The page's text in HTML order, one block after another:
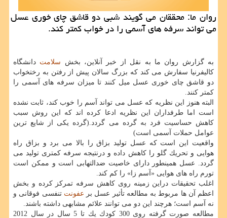
روان ما: محققان می گویند شبی دو قاشق چای خوری عسل
می تواند سرفه های آسمی را در خواب كمتر كند.
به گزارش روان ما به نقل از خبر آنلاین، بخش سلامت دانشگاه
كالیفرنیا سفارش می كند كه بزرگ سالان پیش از رفتن به رختخواب
دو قاشق چای خوری عسل میل كنند تا میزان سرفه های آسمی را
كمتر كنند.
البته هنوز این نظریه كه عسل می تواند آسم را خوب كند، ثابت نشده
است اما طرفداران این نظریه ادعا كرده اند كه این روش سبب
كاهش حساسیت فرد به گرده می گردد.(گرده یكی از شایع ترین
عوامل حملات آسمی است)
واقعیت این است كه عسل تولید بزاق را بالا می برد و بزاق راه
هوایی و تحریك گلو را كاهش داده و درنتیجه سرفه كمتری تولید می
گردد. عسل همینطور دارای خاصیت ضدالتهابی است و ممكن است
تورم راه های هوایی «آسم زا» را كم كند.
اغلب تحقیقات دراین زمینه روی كاهش سرفه تمركز كرده و بخش
اعظم آن ها مربوط به مطالعه تأثیر عسل بر عفونت تنفسی فوقانی و
نه آسم است؛ هرچند این دو می توانند علائم مشابهی داشته باشند.
مطالعه صورت گرفته روی 300 كودك یك تا 5 سال در سال 2012